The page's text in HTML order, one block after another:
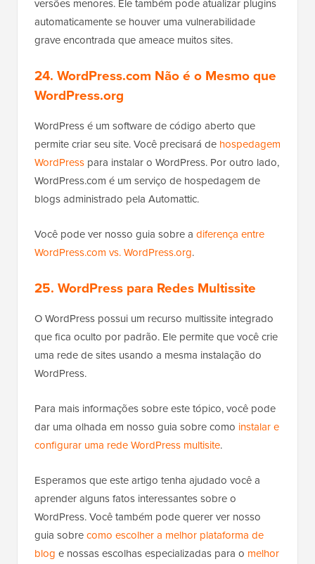
versões menores. Ele também pode atualizar plugins
automaticamente se houver uma vulnerabilidade
grave encontrada que ameace muitos sites.
24. WordPress.com Não é o Mesmo que
WordPress.org
WordPress é um software de código aberto que
permite criar seu site. Você precisará de hospedagem
WordPress para instalar o WordPress. Por outro lado,
WordPress.com é um serviço de hospedagem de
blogs administrado pela Automattic.
Você pode ver nosso guia sobre a diferença entre
WordPress.com vs. WordPress.org.
25. WordPress para Redes Multissite
O WordPress possui um recurso multissite integrado
que fica oculto por padrão. Ele permite que você crie
uma rede de sites usando a mesma instalação do
WordPress.
Para mais informações sobre este tópico, você pode
dar uma olhada em nosso guia sobre como instalar e
configurar uma rede WordPress multisite.
Esperamos que este artigo tenha ajudado você a
aprender alguns fatos interessantes sobre o
WordPress. Você também pode querer ver nosso
guia sobrecomo escolher a melhor plataforma de
blog e nossas escolhas especializadas para o melhor